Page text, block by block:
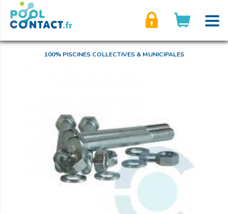
100% PISCINES COLLECTIVES & MUNICIPALES